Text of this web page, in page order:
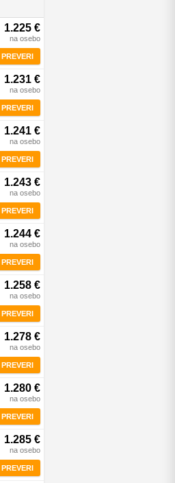
1.225 €
na osebo
PREVERI
1.231 €
na osebo
PREVERI
1.241 €
na osebo
PREVERI
1.243 €
na osebo
PREVERI
1.244 €
na osebo
PREVERI
1.258 €
na osebo
PREVERI
1.278 €
na osebo
PREVERI
1.280 €
na osebo
PREVERI
1.285 €
na osebo
PREVERI